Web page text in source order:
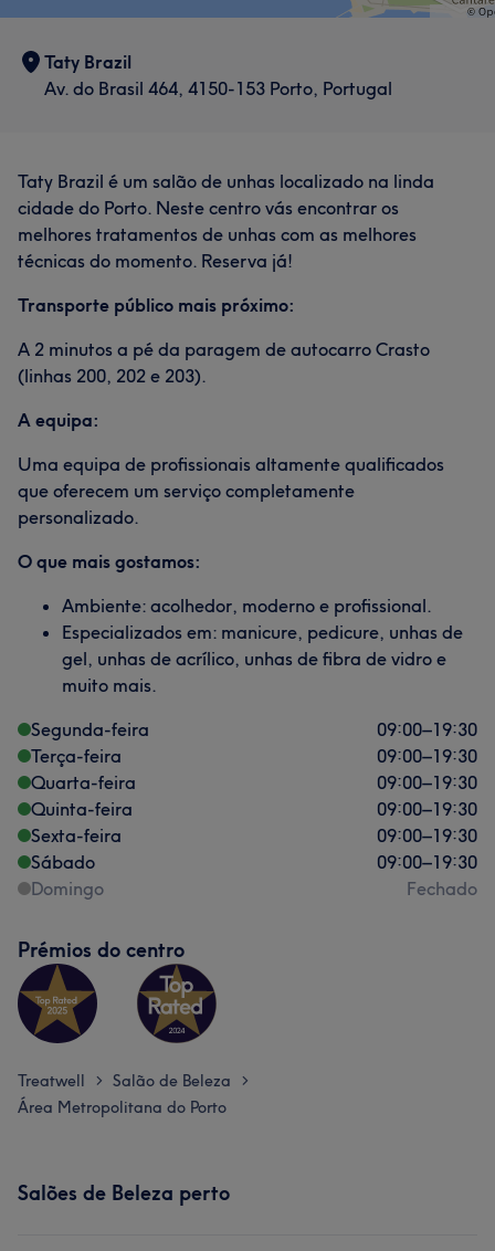
Taty Brazil
Av. do Brasil 464, 4150-153 Porto, Portugal
Taty Brazil é um salão de unhas localizado na linda
cidade do Porto. Neste centro vás encontrar os
melhores tratamentos de unhas com as melhores
técnicas do momento. Reserva já!
Transporte público mais próximo:
A 2 minutos a pé da paragem de autocarro Crasto
(linhas 200, 202 e 203).
A equipa:
Uma equipa de profissionais altamente qualificados
que oferecem um serviço completamente
personalizado.
O que mais gostamos:
Ambiente: acolhedor, moderno e profissional.
Especializados em: manicure, pedicure, unhas de
gel, unhas de acrílico, unhas de fibra de vidro e
muito mais.
Segunda-feira
09:00–19:30
Terça-feira
09:00–19:30
Quarta-feira
09:00–19:30
Quinta-feira
09:00–19:30
Sexta-feira
09:00–19:30
Sábado
09:00–19:30
Domingo
Fechado
Prémios do centro
Treatwell > Salão de Beleza >
Área Metropolitana do Porto
Salões de Beleza perto